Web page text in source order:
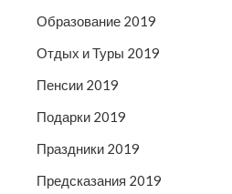
Образование 2019
Отдых и Туры 2019
Пенсии 2019
Подарки 2019
Праздники 2019
Предсказания 2019